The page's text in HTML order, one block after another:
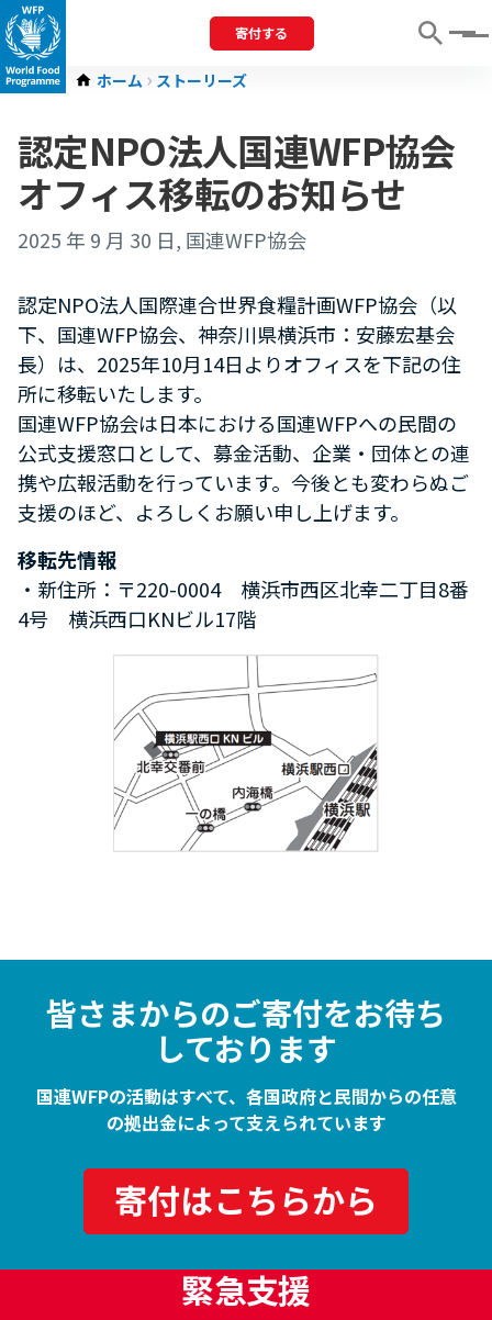
寄付する Menu
ホーム ストーリーズ
認定NPO法人国連WFP協会
オフィス移転のお知らせ
2025 年 9 月 30 日, 国連WFP協会
認定NPO法人国際連合世界食糧計画WFP協会（以
下、国連WFP協会、神奈川県横浜市：安藤宏基会
長）は、2025年10月14日よりオフィスを下記の住
所に移転いたします。
国連WFP協会は日本における国連WFPへの民間の
公式支援窓口として、募金活動、企業・団体との連
携や広報活動を行っています。今後とも変わらぬご
支援のほど、よろしくお願い申し上げます。
移転先情報
・新住所：〒220-0004 横浜市西区北幸二丁目8番
4号 横浜西口KNビル17階
皆さまからのご寄付をお待ち
しております
国連WFPの活動はすべて、各国政府と民間からの任意
の拠出金によって支えられています
寄付はこちらから
緊急支援